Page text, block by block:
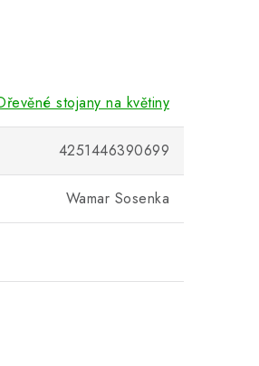
stojany na květiny
4251446390699
Wamar Sosenka